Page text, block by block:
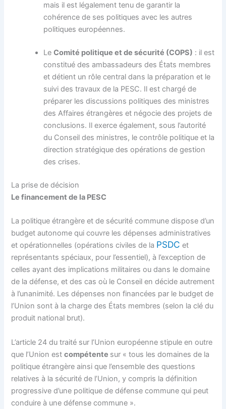
mais il est légalement tenu de garantir la
cohérence de ses politiques avec les autres
politiques européennes.
LeComité politique et de sécurité (COPS) : il est
constitué des ambassadeurs des États membres
et détient un rôle central dans la préparation et le
suivi des travaux de la PESC. Il est chargé de
préparer les discussions politiques des ministres
des Affaires étrangères et négocie des projets de
conclusions. Il exerce également, sous l’autorité
du Conseil des ministres, le contrôle politique et la
direction stratégique des opérations de gestion
des crises.
La prise de décision
Le financement de la PESC
La politique étrangère et de sécurité commune dispose d’un
budget autonome qui couvre les dépenses administratives
et opérationnelles (opérations civiles de la PSDC et
représentants spéciaux, pour l’essentiel), à l’exception de
celles ayant des implications militaires ou dans le domaine
de la défense, et des cas où le Conseil en décide autrement
à l’unanimité. Les dépenses non financées par le budget de
l’Union sont à la charge des États membres (selon la clé du
produit national brut).
L’article 24 du traité sur l’Union européenne stipule en outre
que l’Union estcompétente sur « tous les domaines de la
politique étrangère ainsi que l’ensemble des questions
relatives à la sécurité de l’Union, y compris la définition
progressive d’une politique de défense commune qui peut
conduire à une défense commune ».